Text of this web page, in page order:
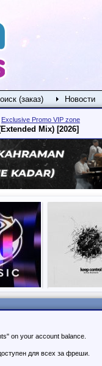
(заказ) Новости
Exclusive Promo VIP zone
Mix) [2026]
on your account balance.
для всех за фреши.